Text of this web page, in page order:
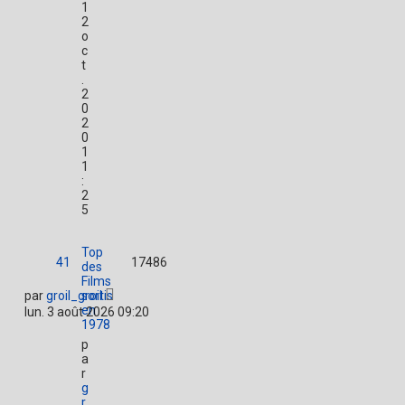
1
2
o
c
t
2
0
2
0
1
1
:
2
5
Top
des
Films
sortis
en
1978
p
a
r
g
41 17486
pargroil_groil
lun. 3 août 2026 09:20